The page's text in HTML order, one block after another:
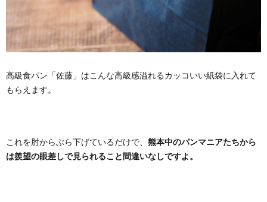
高級食パン「佐藤」はこんな高級感溢れるカッコいい紙袋に入れて
もらえます。
これを肘からぶら下げているだけで、 熊本中のパンマニアたちから
は羨望の眼差しで見られること間違いなしですよ。